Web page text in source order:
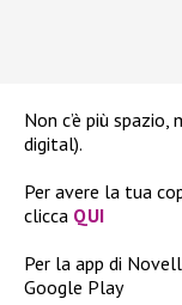
Non c’è più
digital).
Per avere la tua
clicca QUI
Per la app di
Google Play